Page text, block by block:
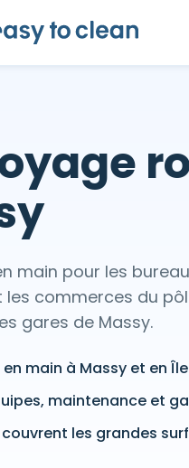
main pour les
les commerces du
gares de Massy.
main à Massy et en
maintenance et
les grandes